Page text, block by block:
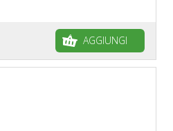
AGGIUNGI